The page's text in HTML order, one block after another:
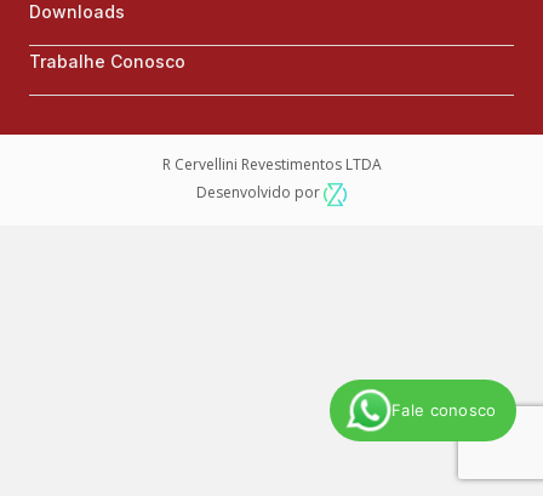
Fale conosco
Downloads
Trabalhe Conosco
R Cervellini Revestimentos LTDA
Desenvolvido por